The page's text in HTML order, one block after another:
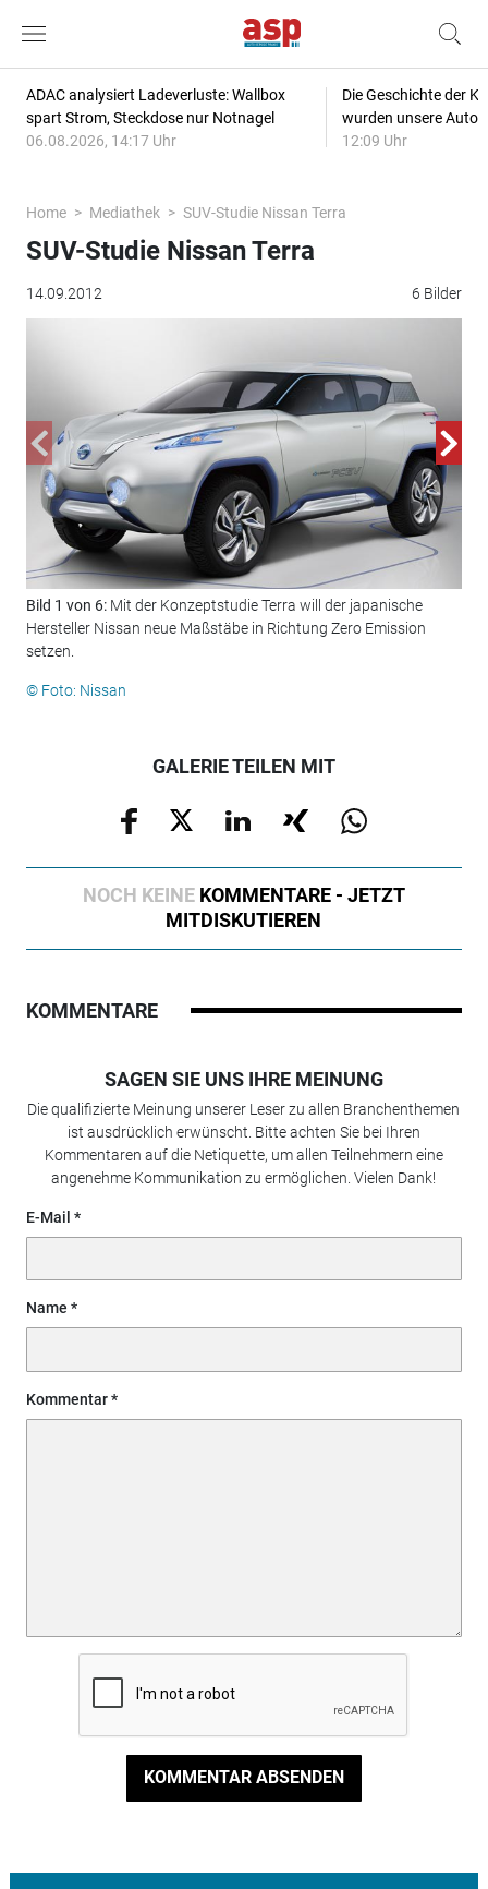
ADAC analysiert Ladeverluste: Wallbox
spart Strom, Steckdose nur Notnagel
06.08.2026, 14:17 Uhr
Die Geschichte der
wurden unsere
12:09 Uhr
Home Mediathek SUV-Studie Nissan Terra
14.09.2012 6 Bilder
SUV-Studie Nissan Terra
Bild 1 von 6: Mit der Konzeptstudie Terra will der japanische
Hersteller Nissan neue Maßstäbe in Richtung Zero Emission
setzen.
© Foto: Nissan
GALERIE TEILEN MIT
NOCH KEINE KOMMENTARE - JETZT
MITDISKUTIEREN
KOMMENTARE
SAGEN SIE UNS IHRE MEINUNG
Die qualifizierte Meinung unserer Leser zu allen Branchenthemen
ist ausdrücklich erwünscht. Bitte achten Sie bei Ihren
Kommentaren auf die Netiquette, um allen Teilnehmern eine
angenehme Kommunikation zu ermöglichen. Vielen Dank!
E-Mail
Name
Kommentar
KOMMENTAR ABSENDEN